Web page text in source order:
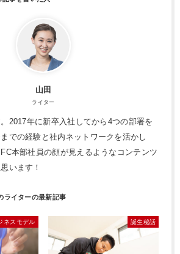
山田
ライター
2017年に新卒入社してから4つの部署を
での経験と社内ネットワークを活かし
本部社員の顔が見えるようなコンテンツ
います！
ネスモデル 誕生秘話